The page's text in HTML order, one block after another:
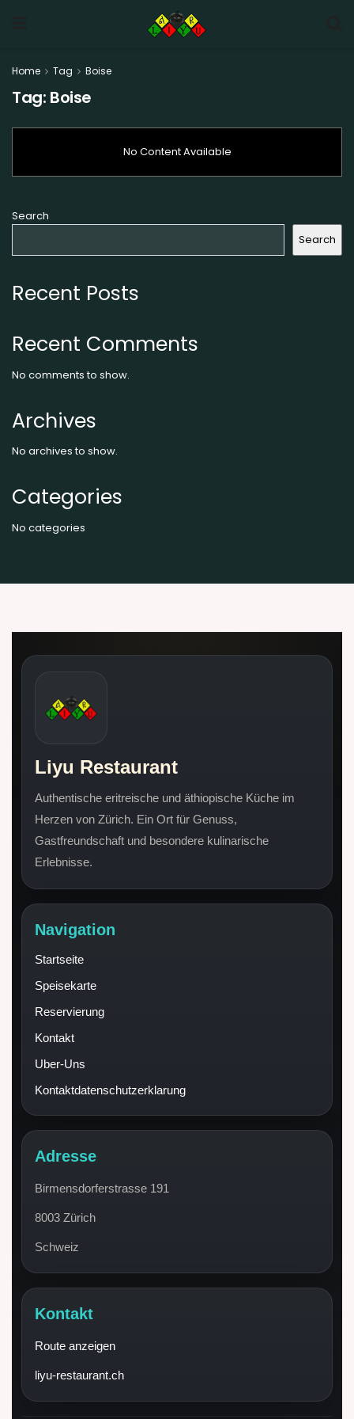
Home Tag Boise
Tag: Boise
No Content Available
Search
Search
Recent Posts
Recent Comments
No comments to show.
Archives
No archives to show.
Categories
No categories
Liyu Restaurant
Authentische eritreische und äthiopische Küche im
Herzen von Zürich. Ein Ort für Genuss,
Gastfreundschaft und besondere kulinarische
Erlebnisse.
Navigation
Startseite
Speisekarte
Reservierung
Kontakt
Uber-Uns
Kontaktdatenschutzerklarung
Adresse
Birmensdorferstrasse 191
8003 Zürich
Schweiz
Kontakt
Route anzeigen
liyu-restaurant.ch